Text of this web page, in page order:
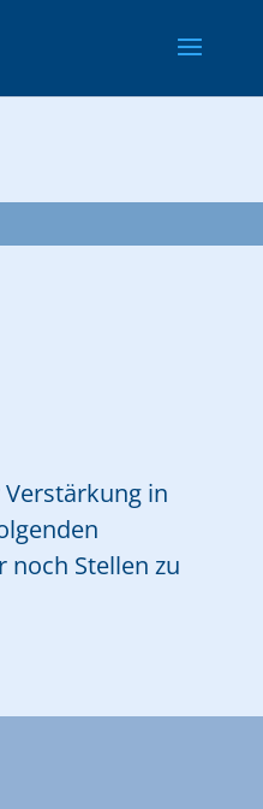
in
noch Stellen zu